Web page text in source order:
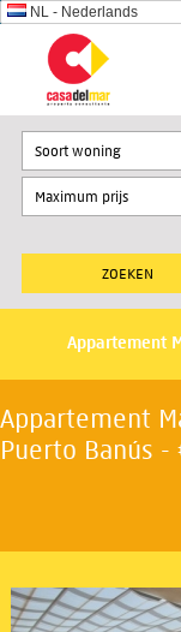
NL - Nederlands
Soort woning
Appartement
Appartement
Puerto Banús -